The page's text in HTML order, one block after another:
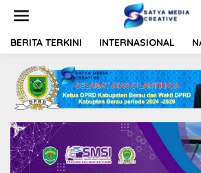
t
BERITA TERKINI INTERNASIONAL